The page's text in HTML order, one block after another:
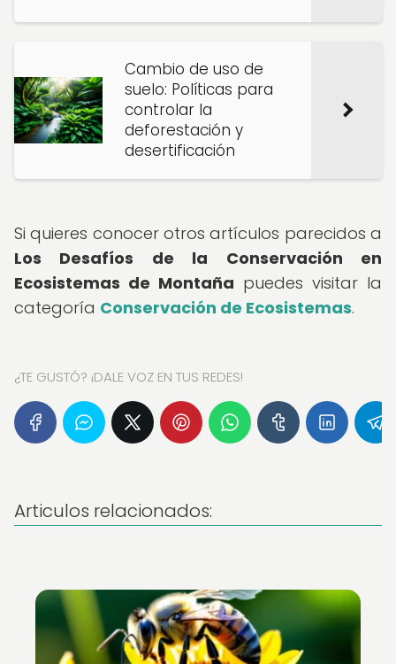
Cambio de uso de
suelo: Políticas para
controlar la
deforestación y
desertificación
Si quieres conocer otros artículos parecidos a
Los Desafíos de la Conservación en
Ecosistemas de Montaña puedes visitar la
categoría Conservación de Ecosistemas.
¿TE GUSTÓ? ¡DALE VOZ EN TUS REDES!
Articulos relacionados: